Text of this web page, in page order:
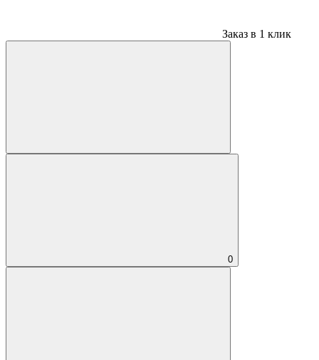
Заказ в 1 клик
0